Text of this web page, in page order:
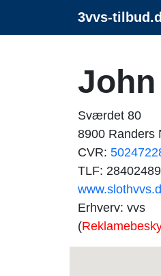
3vvs-
Sværdet 80
8900 Randers
CVR:
TLF: 28402489
Erhverv: vvs
(